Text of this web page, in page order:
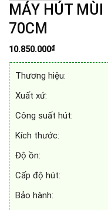
MÁY HÚT MÙI
70CM
10.850.000₫
Thương
Xuất
Công suất
Kích
Độ
Cấp độ
Bảo